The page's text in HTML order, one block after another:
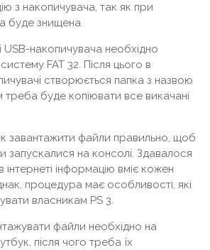
з накопичувача, так як при
буде знищена.
накопичувача необхідно
FAT 32. Після цього в
створюється папка з назвою
треба буде копіювати все викачані
завантажити файли правильно, щоб
запускалися на консолі. Здавалося
інтернеті інформацію вміє кожен
процедура має особливості, які
власникам PS 3.
файли необхідно на
після чого треба їх